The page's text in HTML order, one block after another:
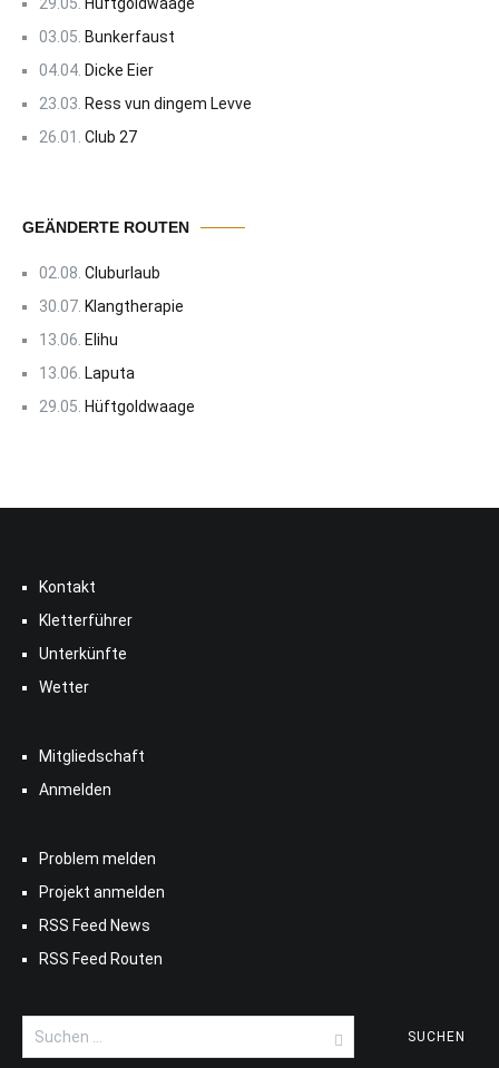
03.05. Bunkerfaust
04.04. Dicke Eier
23.03. Ress vun dingem Levve
26.01. Club 27
GEÄNDERTE ROUTEN
02.08. Cluburlaub
30.07. Klangtherapie
13.06. Elihu
13.06. Laputa
29.05. Hüftgoldwaage
Kontakt
Kletterführer
Unterkünfte
Wetter
Mitgliedschaft
Anmelden
Problem melden
Projekt anmelden
RSS Feed News
RSS Feed Routen
Suchen
nach: